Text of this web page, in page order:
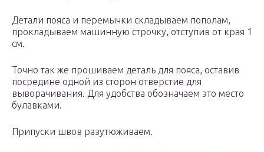
Детали пояса и перемычки складываем пополам,
прокладываем машинную строчку, отступив от края 1
см.
Точно так же прошиваем деталь для пояса, оставив
посредине одной из сторон отверстие для
выворачивания. Для удобства обозначаем это место
булавками.
Припуски швов разутюживаем.